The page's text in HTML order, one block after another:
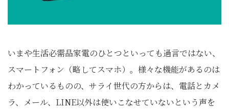
いまや生活必需品家電のひとつといっても過言ではない、
スマートフォン（略してスマホ）。様々な機能があるのは
わかっているものの、サライ世代の方からは、電話とカメ
ラ、メール、LINE以外は使いこなせていないという声を